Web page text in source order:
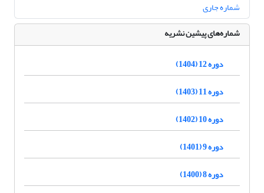
شماره جاری
شماره‌های پیشین نشریه
دوره 12 (1404)
دوره 11 (1403)
دوره 10 (1402)
دوره 9 (1401)
دوره 8 (1400)